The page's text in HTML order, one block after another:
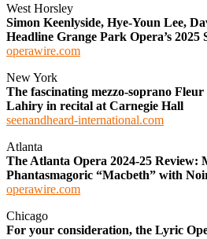
West Horsley
Simon Keenlyside, Hye-Youn Lee,
Headline Grange Park Opera’s 2025
operawire.com
New York
The fascinating mezzo-soprano
Lahiry in recital at Carnegie Hall
seenandheard-international.com
Atlanta
The Atlanta Opera 2024-25 Review:
Phantasmagoric “Macbeth” with
operawire.com
Chicago
For your consideration, the Lyric